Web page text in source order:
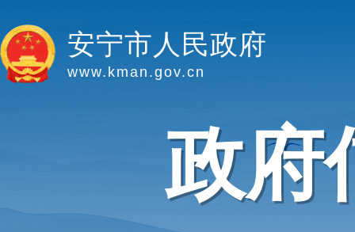
安宁市人民政府
www.kman.gov.cn
政府